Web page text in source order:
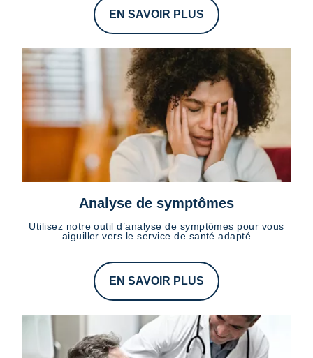
EN SAVOIR PLUS
Analyse de symptômes
Utilisez notre outil d’analyse de symptômes pour vous
aiguiller vers le service de santé adapté
EN SAVOIR PLUS